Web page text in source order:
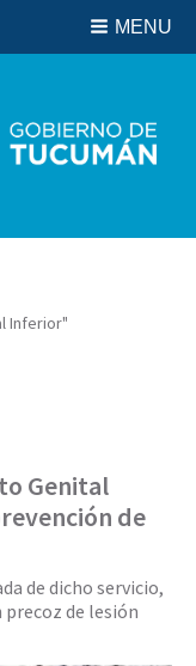
MENU
Inferior"
Genital
de
de dicho servicio,
de lesión